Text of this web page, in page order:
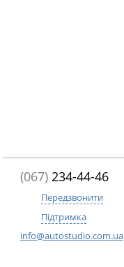
(067) 234-44-46
Передзвонити
Підтримка
info@autostudio.com.ua